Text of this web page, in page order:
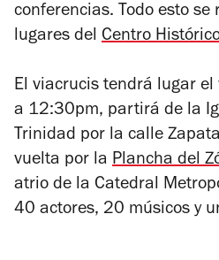
conferencias. Todo esto
lugares del Centro
El viacrucis tendrá lugar
a 12:30pm, partirá de la
Trinidad por la calle
vuelta por la Plancha del
atrio de la Catedral
40 actores, 20 músicos y